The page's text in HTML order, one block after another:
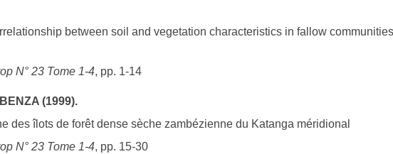
between soil and vegetation characteristics in fallow
N° 23 Tome 1-4, pp. 1-14
(1999).
des îlots de forêt dense sèche zambézienne du Katanga méridional
N° 23 Tome 1-4, pp. 15-30